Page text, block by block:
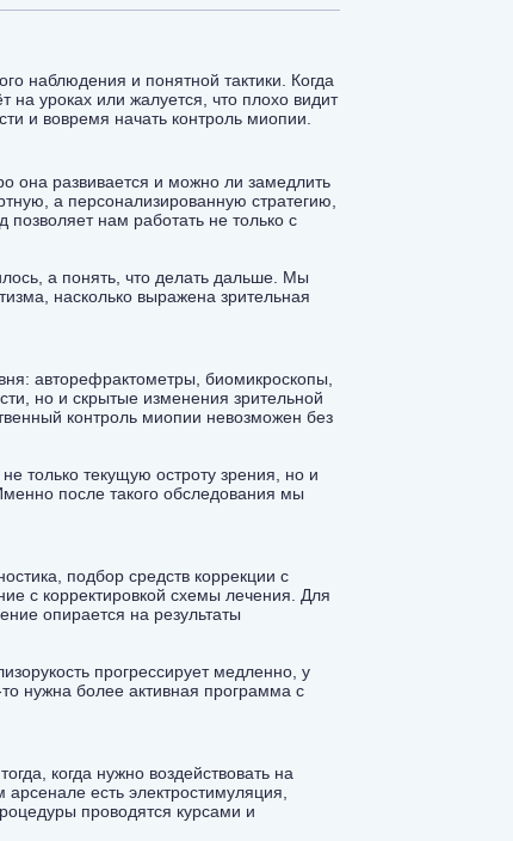
наблюдения и понятной тактики. Когда
на уроках или жалуется, что плохо видит
и вовремя начать контроль миопии.
она развивается и можно ли замедлить
а персонализированную стратегию,
нам работать не только с
а понять, что делать дальше. Мы
насколько выражена зрительная
авторефрактометры, биомикроскопы,
но и скрытые изменения зрительной
контроль миопии невозможен без
только текущую остроту зрения, но и
после такого обследования мы
подбор средств коррекции с
с корректировкой схемы лечения. Для
опирается на результаты
прогрессирует медленно, у
нужна более активная программа с
когда нужно воздействовать на
есть электростимуляция,
проводятся курсами и